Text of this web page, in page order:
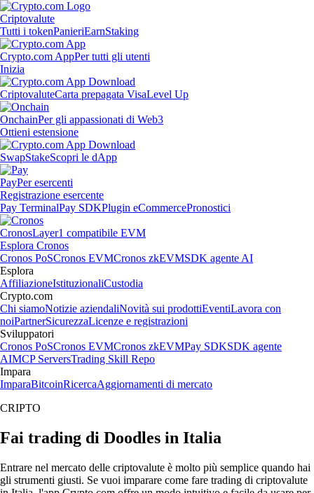
Criptovalute
Tutti i tokenPanieriEarnStaking
Crypto.com AppPer tutti gli utenti
Inizia
CriptovaluteCarta prepagata VisaLevel Up
OnchainPer gli appassionati di Web3
Ottieni estensione
SwapStakeScopri le dApp
PayPer esercenti
Registrazione esercente
Pay TerminalPay SDKPlugin eCommercePronostici
CronosLayer1 compatibile EVM
Esplora Cronos
Cronos PoSCronos EVMCronos zkEVMSDK agente AI
Esplora
AffiliazioneIstituzionaliCustodia
Crypto.com
Chi siamoNotizie aziendaliNovità sui prodottiEventiLavora con
noiPartnerSicurezzaLicenze e registrazioni
Sviluppatori
Cronos PoSCronos EVMCronos zkEVMPay SDKSDK agente
AIMCP ServersTrading Skill Repo
Impara
ImparaBitcoinRicercaAggiornamenti di mercato
CRIPTO
Fai trading di Doodles in Italia
Entrare nel mercato delle criptovalute è molto più semplice quando hai
gli strumenti giusti. Se vuoi imparare come fare trading di criptovalute